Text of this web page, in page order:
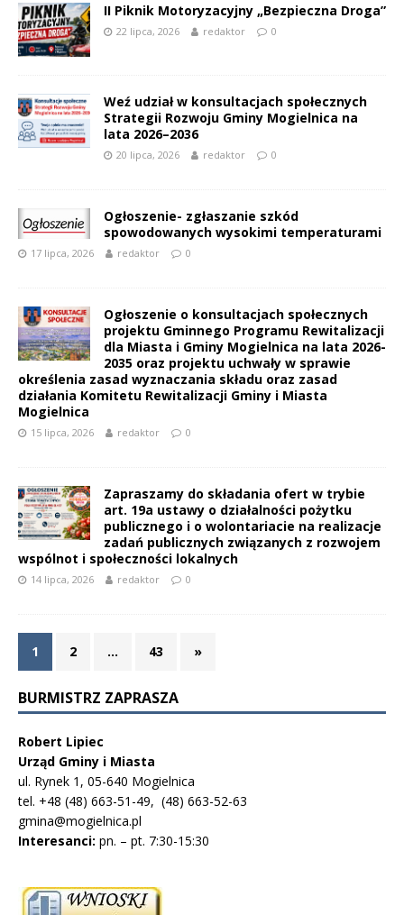
II Piknik Motoryzacyjny „Bezpieczna Droga”
22 lipca, 2026 redaktor 0
Weź udział w konsultacjach społecznych
Strategii Rozwoju Gminy Mogielnica na
lata 2026–2036
20 lipca, 2026 redaktor 0
Ogłoszenie- zgłaszanie szkód
spowodowanych wysokimi temperaturami
17 lipca, 2026 redaktor 0
Ogłoszenie o konsultacjach społecznych
projektu Gminnego Programu Rewitalizacji
dla Miasta i Gminy Mogielnica na lata 2026-
2035 oraz projektu uchwały w sprawie
określenia zasad wyznaczania składu oraz zasad
działania Komitetu Rewitalizacji Gminy i Miasta
Mogielnica
15 lipca, 2026 redaktor 0
Zapraszamy do składania ofert w trybie
art. 19a ustawy o działalności pożytku
publicznego i o wolontariacie na realizacje
zadań publicznych związanych z rozwojem
wspólnot i społeczności lokalnych
14 lipca, 2026 redaktor 0
1 2 … 43 »
BURMISTRZ ZAPRASZA
Robert Lipiec
Urząd Gminy i Miasta
ul. Rynek 1, 05-640 Mogielnica
tel. +48 (48) 663-51-49, (48) 663-52-63
gmina@mogielnica.pl
Interesanci: pn. – pt. 7:30-15:30